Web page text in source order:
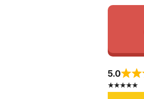
5.0
★★★★★